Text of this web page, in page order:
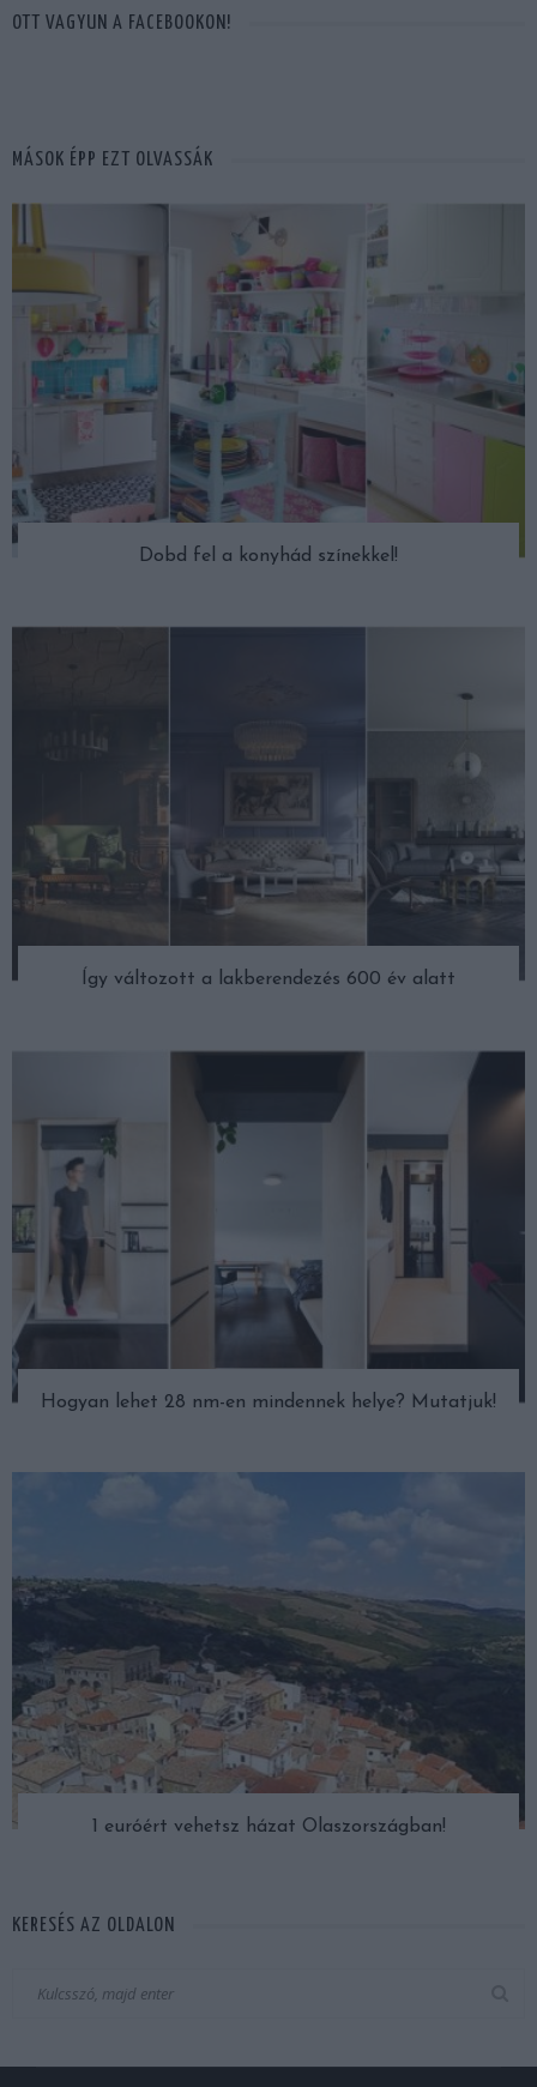
OTT VAGYUN A FACEBOOKON!
MÁSOK ÉPP EZT OLVASSÁK
Dobd fel a konyhád színekkel!
Így változott a lakberendezés 600 év alatt
Hogyan lehet 28 nm-en mindennek helye? Mutatjuk!
1 euróért vehetsz házat Olaszországban!
KERESÉS AZ OLDALON